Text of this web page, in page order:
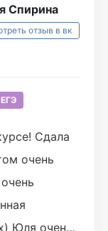
Спирина
отзыв в вк
Сдала
очень
Юля очень